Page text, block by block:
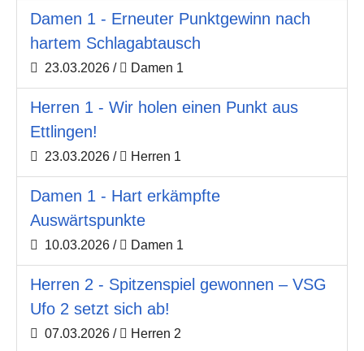
Damen 1 - Erneuter Punktgewinn nach
hartem Schlagabtausch
23.03.2026 / Damen 1
Herren 1 - Wir holen einen Punkt aus
Ettlingen!
23.03.2026 / Herren 1
Damen 1 - Hart erkämpfte
Auswärtspunkte
10.03.2026 / Damen 1
Herren 2 - Spitzenspiel gewonnen – VSG
Ufo 2 setzt sich ab!
07.03.2026 / Herren 2